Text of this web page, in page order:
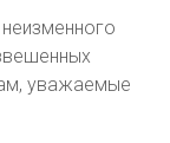
уважаемые